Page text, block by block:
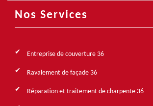
Nos Services
Entreprise de couverture 36
Ravalement de façade 36
Réparation et traitement de charpente 36